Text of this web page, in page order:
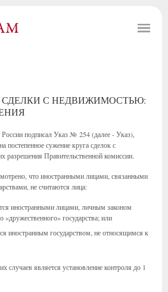
СДЕЛКИ С НЕДВИЖИМОСТЬЮ:
подписал Указ № 254 (далее - Указ),
постепенное сужение круга сделок с
Правительственной комиссии.
что иностранными лицами, связанными
не считаются лица:
иностранными лицами, личным законом
«дружественного» государства; или
иностранным государством, не относящимся к
является установление контроля до 1